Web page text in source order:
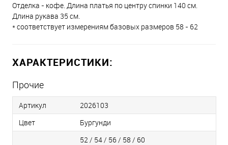
Отделка - кофе. Длина платья по центру спинки 140 см.
Длина рукава 35 см.
* соответствует измерениям базовых размеров 58 - 62
ХАРАКТЕРИСТИКИ:
Прочие
Артикул
2026103
Цвет
Бургунди
52 / 54 / 56 / 58 / 60